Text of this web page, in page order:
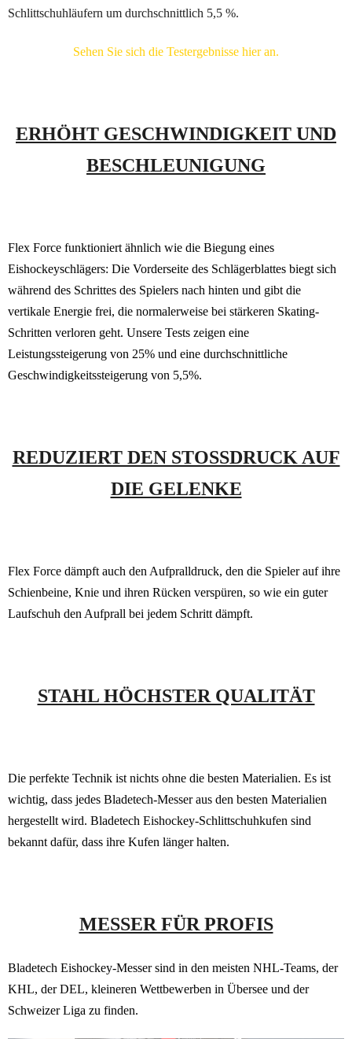
Schlittschuhläufern um durchschnittlich 5,5 %.
Sehen Sie sich die Testergebnisse hier an.
ERHÖHT GESCHWINDIGKEIT UND
BESCHLEUNIGUNG
Flex Force funktioniert ähnlich wie die Biegung eines
Eishockeyschlägers: Die Vorderseite des Schlägerblattes biegt sich
während des Schrittes des Spielers nach hinten und gibt die
vertikale Energie frei, die normalerweise bei stärkeren Skating-
Schritten verloren geht. Unsere Tests zeigen eine
Leistungssteigerung von 25% und eine durchschnittliche
Geschwindigkeitssteigerung von 5,5%.
REDUZIERT DEN STOSSDRUCK AUF
DIE GELENKE
Flex Force dämpft auch den Aufpralldruck, den die Spieler auf ihre
Schienbeine, Knie und ihren Rücken verspüren, so wie ein guter
Laufschuh den Aufprall bei jedem Schritt dämpft.
STAHL HÖCHSTER QUALITÄT
Die perfekte Technik ist nichts ohne die besten Materialien. Es ist
wichtig, dass jedes Bladetech-Messer aus den besten Materialien
hergestellt wird. Bladetech Eishockey-Schlittschuhkufen sind
bekannt dafür, dass ihre Kufen länger halten.
MESSER FÜR PROFIS
Bladetech Eishockey-Messer sind in den meisten NHL-Teams, der
KHL, der DEL, kleineren Wettbewerben in Übersee und der
Schweizer Liga zu finden.